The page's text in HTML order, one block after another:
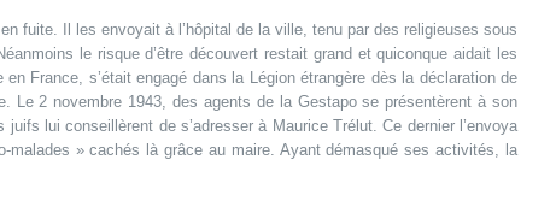
fuite. Il les envoyait à l’hôpital de la ville, tenu par des religieuses sous
le risque d’être découvert restait grand et quiconque aidait les
France, s’était engagé dans la Légion étrangère dès la déclaration de
Le 2 novembre 1943, des agents de la Gestapo se présentèrent à son
lui conseillèrent de s’adresser à Maurice Trélut. Ce dernier l’envoya
malades » cachés là grâce au maire. Ayant démasqué ses activités, la